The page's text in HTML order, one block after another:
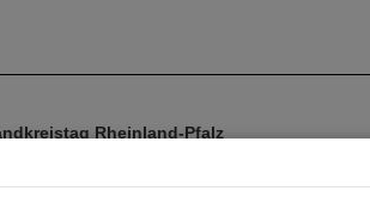
Rheinland-Pfalz
1, 55116 Mainz